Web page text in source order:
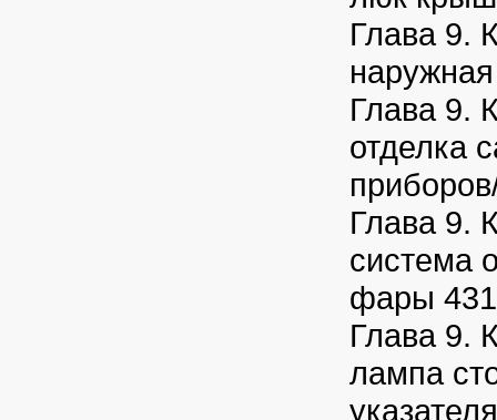
Глава 9.
Глава 9.
отделка
Глава 9.
система
фары 431
Глава 9.
лампа